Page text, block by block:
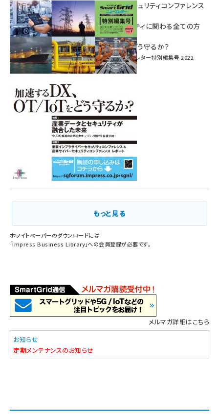
重要インフラサイバーセキュリティコンファレンス
特別電子版！
― 産業サイバーセキュリティに関わる全ての方
へ！ ―
加速するDX、OT/IoTをどう守るか？
インプレス SmartGridニューズレター特別編集号 2022
Vol.1
もっと見る
ホワイトペーパーのダウンロードには
「Impress Business Library」への会員登録が必要です。
メルマガ詳細はこちら
お知らせ
定期メンテナンスのお知らせ